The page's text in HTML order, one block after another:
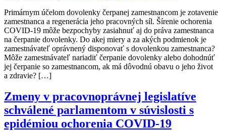
Primárnym účelom dovolenky čerpanej zamestnancom je zotavenie
zamestnanca a regenerácia jeho pracovných síl. Šírenie ochorenia
COVID-19 môže bezpochyby zasiahnuť aj do práva zamestnanca
na čerpanie dovolenky. Do akej miery a za akých podmienok je
zamestnávateľ oprávnený disponovať s dovolenkou zamestnanca?
Môže zamestnávateľ nariadiť čerpanie dovolenky alebo dohodnúť
jej čerpanie so zamestnancom, ak má dôvodnú obavu o jeho život
a zdravie? […]
Zmeny v pracovnoprávnej legislatíve
schválené parlamentom v súvislosti s
epidémiou ochorenia COVID-19